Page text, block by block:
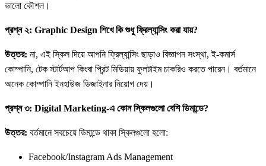
ভালো কৌশল।
প্রশ্ন ২: Graphic Design শিখে কি শুধু ফ্রিল্যান্সিং করা যায়?
উত্তর: না, এই স্কিল দিয়ে আপনি ফ্রিল্যান্সিং ছাড়াও বিজ্ঞাপন সংস্থা, ই-কমার্স
কোম্পানি, টেক স্টার্টআপ কিংবা প্রিন্ট মিডিয়ায় ফুলটাইম চাকরিও করতে পারেন। বর্তমানে
অনেক কোম্পানি ইনহাউজ ডিজাইনার নিয়োগ দেয়।
প্রশ্ন ৩: Digital Marketing-এ কোন স্কিলগুলো বেশি ডিমান্ডে?
উত্তর: বর্তমানে সবচেয়ে ডিমান্ডে থাকা স্কিলগুলো হলো:
Facebook/Instagram Ads Management